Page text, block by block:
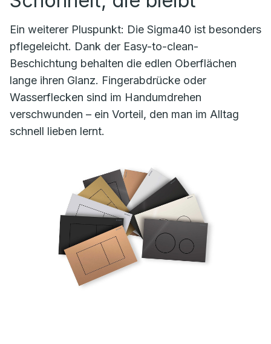
Ein weiterer Pluspunkt: Die Sigma40 ist besonders
pflegeleicht. Dank der Easy-to-clean-
Beschichtung behalten die edlen Oberflächen
lange ihren Glanz. Fingerabdrücke oder
Wasserflecken sind im Handumdrehen
verschwunden – ein Vorteil, den man im Alltag
schnell lieben lernt.